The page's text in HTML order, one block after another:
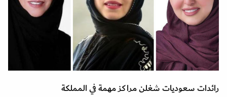
رائدات سعوديات شغلن مراكز مهمة في المملكة